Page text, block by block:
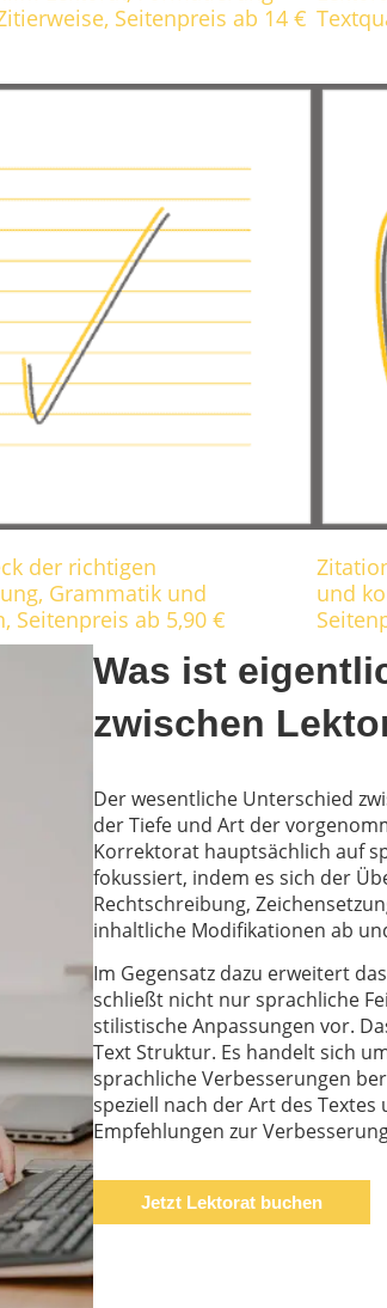
Seitenpreis ab 14 €
der richtigen
Grammatik und
Seitenpreis ab 5,90 €
und
Was ist
zwischen
Der wesentliche Unterschied
der Tiefe und Art der
Korrektorat hauptsächlich auf
fokussiert, indem es sich der
Rechtschreibung,
inhaltliche Modifikationen ab
Im Gegensatz dazu erweitert
schließt nicht nur sprachliche
stilistische Anpassungen vor.
Text Struktur. Es handelt sich
sprachliche Verbesserungen
speziell nach der Art des
Empfehlungen zur
Jetzt Lektorat buchen